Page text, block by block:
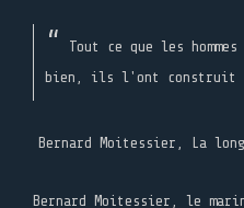
Tout ce que les
bien, ils l'ont construit
Bernard Moitessier, La
Bernard Moitessier, le